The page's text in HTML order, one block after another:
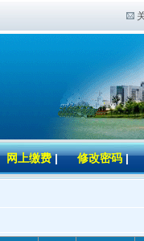
网上缴费| 修改密码|